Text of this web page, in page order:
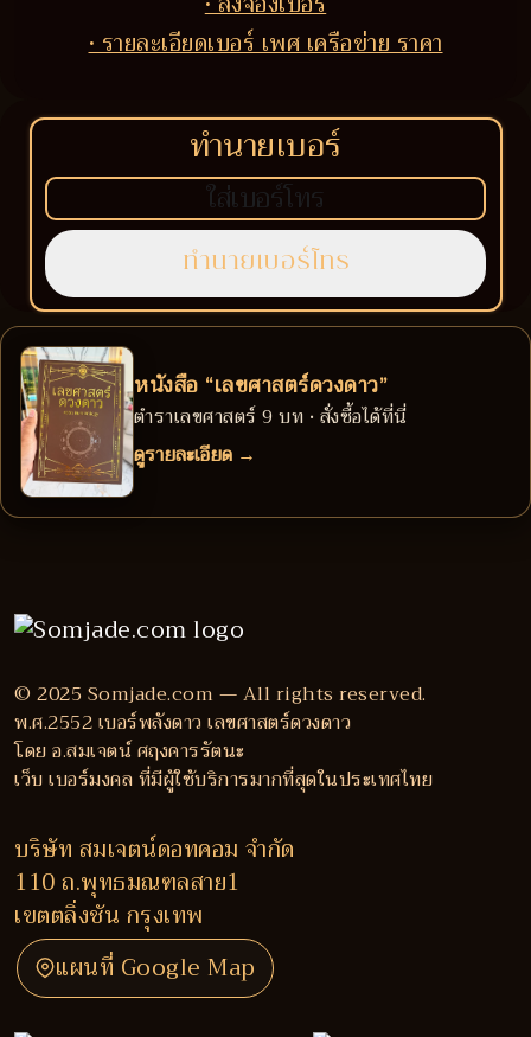
• รายละเอียดเบอร์ เพศ เครือข่าย ราคา
ทำนายเบอร์
หนังสือ “เลขศาสตร์ดวงดาว”
ตำราเลขศาสตร์ 9 บท • สั่งซื้อได้ที่นี่
ดูรายละเอียด →
© 2025 Somjade.com — All rights reserved.
พ.ศ.2552 เบอร์พลังดาว เลขศาสตร์ดวงดาว
โดย อ.สมเจตน์ ศฤงคารรัตนะ
เว็บ เบอร์มงคล ที่มีผู้ใช้บริการมากที่สุดในประเทศไทย
บริษัท สมเจตน์ดอทคอม จำกัด
110 ถ.พุทธมณฑลสาย1
เขตตลิ่งชัน กรุงเทพ
แผนที่ Google Map